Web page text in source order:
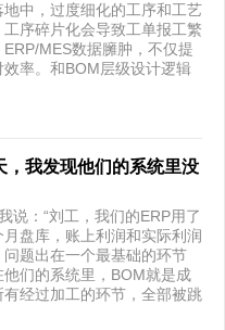
中，过度细化的工序和工艺
序碎片化会导致工单报工繁
MES数据臃肿，不仅提
率。和BOM层级设计逻辑
，我发现他们的系统里没
说：“刘工，我们的ERP用了
盘库，账上利润和实际利润
题出在一个最基础的环节
们的系统里，BOM就是成
经过加工的环节，全部被跳